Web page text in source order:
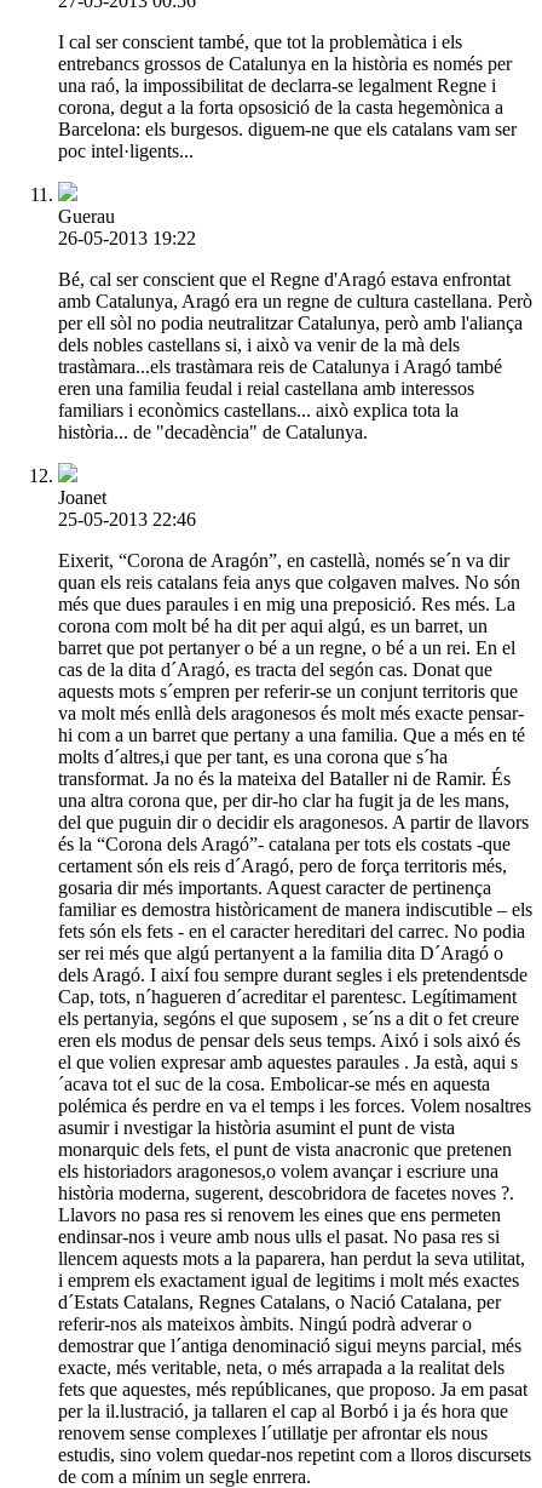
I cal ser conscient també, que tot la problemàtica i els
entrebancs grossos de Catalunya en la història es només per
una raó, la impossibilitat de declarra-se legalment Regne i
corona, degut a la forta opsosició de la casta hegemònica a
Barcelona: els burgesos. diguem-ne que els catalans vam ser
poc intel·ligents...
Guerau
26-05-2013 19:22
Bé, cal ser conscient que el Regne d'Aragó estava enfrontat
amb Catalunya, Aragó era un regne de cultura castellana. Però
per ell sòl no podia neutralitzar Catalunya, però amb l'aliança
dels nobles castellans si, i això va venir de la mà dels
trastàmara...els trastàmara reis de Catalunya i Aragó també
eren una familia feudal i reial castellana amb interessos
familiars i econòmics castellans... això explica tota la
història... de "decadència" de Catalunya.
Joanet
25-05-2013 22:46
Eixerit, “Corona de Aragón”, en castellà, només se´n va dir
quan els reis catalans feia anys que colgaven malves. No són
més que dues paraules i en mig una preposició. Res més. La
corona com molt bé ha dit per aqui algú, es un barret, un
barret que pot pertanyer o bé a un regne, o bé a un rei. En el
cas de la dita d´Aragó, es tracta del segón cas. Donat que
aquests mots s´empren per referir-se un conjunt territoris que
va molt més enllà dels aragonesos és molt més exacte pensar-
hi com a un barret que pertany a una familia. Que a més en té
molts d´altres,i que per tant, es una corona que s´ha
transformat. Ja no és la mateixa del Bataller ni de Ramir. És
una altra corona que, per dir-ho clar ha fugit ja de les mans,
del que puguin dir o decidir els aragonesos. A partir de llavors
és la “Corona dels Aragó”- catalana per tots els costats -que
certament són els reis d´Aragó, pero de força territoris més,
gosaria dir més importants. Aquest caracter de pertinença
familiar es demostra històricament de manera indiscutible – els
fets són els fets - en el caracter hereditari del carrec. No podia
ser rei més que algú pertanyent a la familia dita D´Aragó o
dels Aragó. I així fou sempre durant segles i els pretendentsde
Cap, tots, n´hagueren d´acreditar el parentesc. Legítimament
els pertanyia, segóns el que suposem , se´ns a dit o fet creure
eren els modus de pensar dels seus temps. Aixó i sols aixó és
el que volien expresar amb aquestes paraules . Ja està, aqui s
´acava tot el suc de la cosa. Embolicar-se més en aquesta
polémica és perdre en va el temps i les forces. Volem nosaltres
asumir i nvestigar la història asumint el punt de vista
monarquic dels fets, el punt de vista anacronic que pretenen
els historiadors aragonesos,o volem avançar i escriure una
història moderna, sugerent, descobridora de facetes noves ?.
Llavors no pasa res si renovem les eines que ens permeten
endinsar-nos i veure amb nous ulls el pasat. No pasa res si
llencem aquests mots a la paparera, han perdut la seva utilitat,
i emprem els exactament igual de legitims i molt més exactes
d´Estats Catalans, Regnes Catalans, o Nació Catalana, per
referir-nos als mateixos àmbits. Ningú podrà adverar o
demostrar que l´antiga denominació sigui meyns parcial, més
exacte, més veritable, neta, o més arrapada a la realitat dels
fets que aquestes, més repúblicanes, que proposo. Ja em pasat
per la il.lustració, ja tallaren el cap al Borbó i ja és hora que
renovem sense complexes l´utillatje per afrontar els nous
estudis, sino volem quedar-nos repetint com a lloros discursets
de com a mínim un segle enrrera.